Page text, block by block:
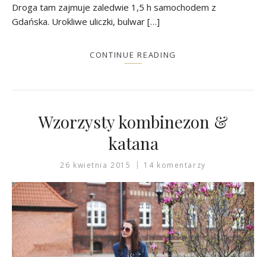
Droga tam zajmuje zaledwie 1,5 h samochodem z
Gdańska. Urokliwe uliczki, bulwar […]
CONTINUE READING
Wzorzysty kombinezon &
katana
26 kwietnia 2015 14 komentarzy